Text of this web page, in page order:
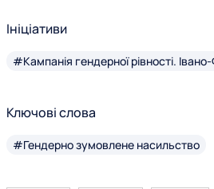
Ініціативи
#Кампанія гендерної рівності.
Ключові слова
#Гендерно зумовлене насильство